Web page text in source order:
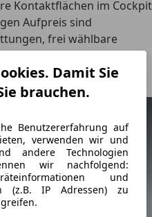
Damit Sie
brauchen.
Benutzererfahrung auf
verwenden wir und
andere Technologien
wir nachfolgend:
und
(z.B. IP Adressen) zu
Kontaktflächen im Cockpit
Aufpreis sind
frei wählbare
Sonderwünsche
oder Alcantara im